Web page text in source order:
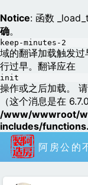
Notice: 函数
确。
keep-minutes-2
域的翻译加载触发
行过早。翻译应在
init
操作或之后加载。
（这个消息是在
/www/wwwroot/
includes/
阿房公的